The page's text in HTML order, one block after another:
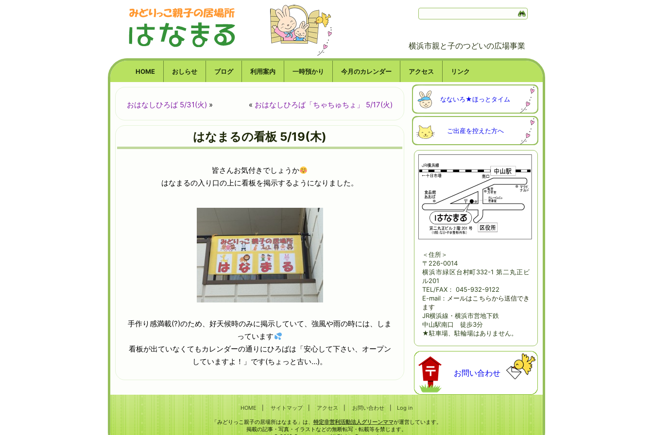
横浜市親と子のつどいの広場事業
HOME おしらせ ブログ 利用案内 一時預かり 今月のカレンダー アクセス リンク
おはなしひろば 5/31(火) » « おはなしひろば「ちゃちゅちょ」 5/17(火)
はなまるの看板 5/19(木)
皆さんお気付きでしょうか
はなまるの入り口の上に看板を掲示するようになりました。
手作り感満載(?)のため、好天候時のみに掲示していて、強風や雨の時には、しま
っています
看板が出ていなくてもカレンダーの通りにひろばは「安心して下さい、オープン
していますよ！」です(ちょっと古い…)。
なないろ★ほっとタイム
ご出産を控えた方へ
＜住所＞
〒226-0014
横浜市緑区台村町332-1 第二丸正ビ
ル201
TEL/FAX： 045-932-9122
E-mail： メールはこちらから送信でき
ます
JR横浜線・横浜市営地下鉄
中山駅南口 徒歩3分
★駐車場、駐輪場はありません。
お問い合わせ
HOME | サイトマップ| アクセス |お問い合わせ | Log in
「みどりっこ親子の居場所はなまる」は、 特定非営利活動法人グリーンママが運営しています。
掲載の記事・写真・イラストなどの無断転写・転載等を禁じます。